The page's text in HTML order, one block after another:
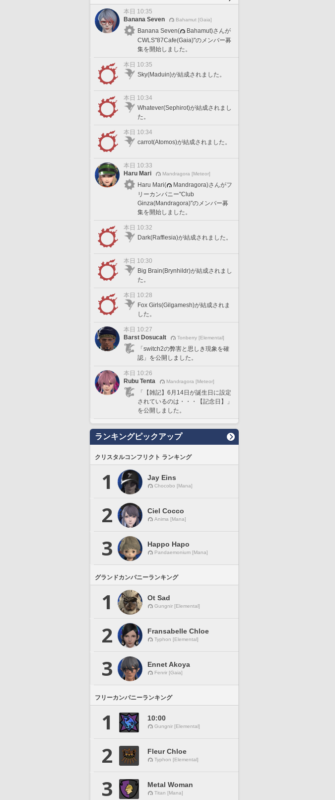
本日 10:35
Banana Seven
Bahamut [Gaia]
Banana Seven(
Bahamut)さんが
CWLS"87Cafe(Gaia)"のメンバー募
集を開始しました。
本日 10:35
Sky(Maduin)が結成されました。
本日 10:34
Whatever(Sephirot)が結成されまし
た。
本日 10:34
carrot(Atomos)が結成されました。
本日 10:33
Haru Mari
Mandragora [Meteor]
Haru Mari(
Mandragora)さんがフ
リーカンパニー"Club
Ginza(Mandragora)"のメンバー募
集を開始しました。
本日 10:32
Dark(Rafflesia)が結成されました。
本日 10:30
Big Brain(Brynhildr)が結成されまし
た。
本日 10:28
Fox Girls(Gilgamesh)が結成されま
した。
本日 10:27
Barst Dosucalt
Tonberry [Elemental]
「switch2の弊害と思しき現象を確
認」を公開しました。
本日 10:26
Rubu Tenta
Mandragora [Meteor]
「【雑記】6月14日が誕生日に設定
されているのは・・・【記念日】」
を公開しました。
ランキングピックアップ
クリスタルコンフリクト ランキング
1 Jay Eins
Chocobo [Mana]
2 Ciel Cocco
Anima [Mana]
3 Happo Hapo
Pandaemonium [Mana]
グランドカンパニーランキング
1 Ot Sad
Gungnir [Elemental]
2 Fransabelle Chloe
Typhon [Elemental]
3 Ennet Akoya
Fenrir [Gaia]
フリーカンパニーランキング
1 10:00
Gungnir [Elemental]
2 Fleur Chloe
Typhon [Elemental]
3 Metal Woman
Titan [Mana]